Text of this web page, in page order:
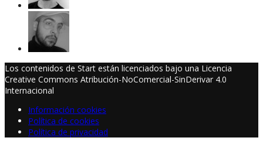
Los contenidos de Start están licenciados bajo una Licencia
Creative Commons Atribución-NoComercial-SinDerivar 4.0
Internacional
Información cookies
Política de cookies
Política de privacidad